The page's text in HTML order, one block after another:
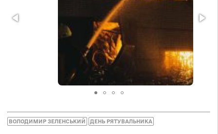
ВОЛОДИМИР ЗЕЛЕНСЬКИЙ ДЕНЬ РЯТУВАЛЬНИКА